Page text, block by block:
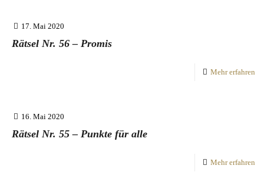
17. Mai 2020
Rätsel Nr. 56 – Promis
Mehr erfahren
16. Mai 2020
Rätsel Nr. 55 – Punkte für alle
Mehr erfahren